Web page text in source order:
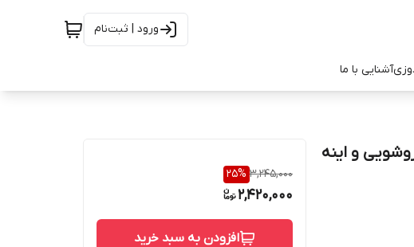
ورود | ثبت‌نام
آشنایی با ما
روشویی و اینه
3,245,000
25%
2,420,000
افزودن به سبد خرید